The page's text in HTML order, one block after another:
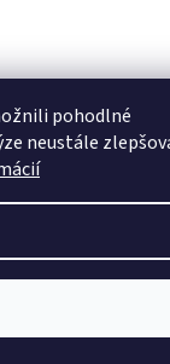
pohodlné
neustále